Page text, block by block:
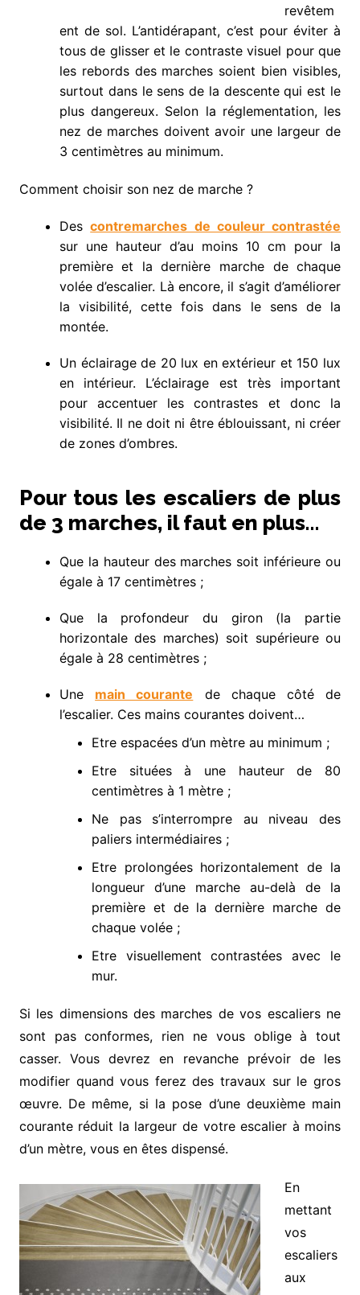
revêtem
ent de sol. L’antidérapant, c’est pour éviter à
tous de glisser et le contraste visuel pour que
les rebords des marches soient bien visibles,
surtout dans le sens de la descente qui est le
plus dangereux. Selon la réglementation, les
nez de marches doivent avoir une largeur de
3 centimètres au minimum.
Comment choisir son nez de marche ?
Descontremarches de couleur contrastée
sur une hauteur d’au moins 10 cm pour la
première et la dernière marche de chaque
volée d’escalier. Là encore, il s’agit d’améliorer
la visibilité, cette fois dans le sens de la
montée.
Un éclairage de 20 lux en extérieur et 150 lux
en intérieur. L’éclairage est très important
pour accentuer les contrastes et donc la
visibilité. Il ne doit ni être éblouissant, ni créer
de zones d’ombres.
Pour tous les escaliers de plus
de 3 marches, il faut en plus…
Que la hauteur des marches soit inférieure ou
égale à 17 centimètres ;
Que la profondeur du giron (la partie
horizontale des marches) soit supérieure ou
égale à 28 centimètres ;
Une main courante de chaque côté de
l’escalier. Ces mains courantes doivent…
Etre espacées d’un mètre au minimum ;
Etre situées à une hauteur de 80
centimètres à 1 mètre ;
Ne pas s’interrompre au niveau des
paliers intermédiaires ;
Etre prolongées horizontalement de la
longueur d’une marche au-delà de la
première et de la dernière marche de
chaque volée ;
Etre visuellement contrastées avec le
mur.
Si les dimensions des marches de vos escaliers ne
sont pas conformes, rien ne vous oblige à tout
casser. Vous devrez en revanche prévoir de les
modifier quand vous ferez des travaux sur le gros
œuvre. De même, si la pose d’une deuxième main
courante réduit la largeur de votre escalier à moins
d’un mètre, vous en êtes dispensé.
En
mettant
vos
escaliers
aux